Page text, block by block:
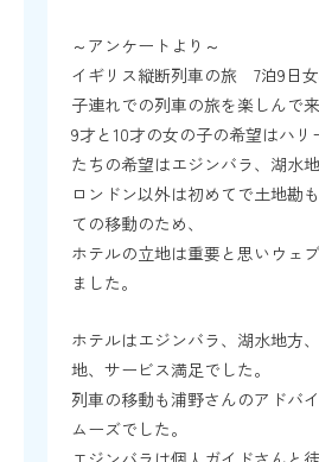
～アンケートより～
イギリス縦断列車の旅 7泊9日
子連れでの列車の旅を楽しんで来
9才と10才の女の子の希望はハリ
たちの希望はエジンバラ、湖水地
ロンドン以外は初めてで土地勘
ての移動のため、
ホテルの立地は重要と思いウェ
ました。
ホテルはエジンバラ、湖水地方
地、サービス満足でした。
列車の移動も浦野さんのアドバ
ムーズでした。